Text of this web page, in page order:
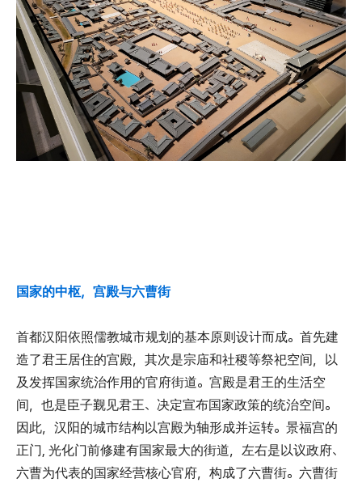
国家的中枢，宫殿与六曹街
首都汉阳依照儒教城市规划的基本原则设计而成。首先建
造了君王居住的宫殿，其次是宗庙和社稷等祭祀空间，以
及发挥国家统治作用的官府街道。宫殿是君王的生活空
间，也是臣子觐见君王、决定宣布国家政策的统治空间。
因此，汉阳的城市结构以宫殿为轴形成并运转。景福宫的
正门, 光化门前修建有国家最大的街道，左右是以议政府、
六曹为代表的国家经营核心官府，构成了六曹街。六曹街